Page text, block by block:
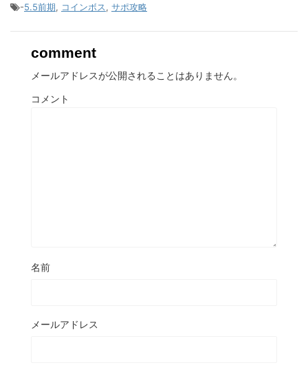
-5.5前期, コインボス, サポ攻略
comment
メールアドレスが公開されることはありません。
コメント
名前
メールアドレス